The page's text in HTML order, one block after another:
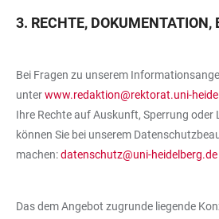
3. RECHTE, DOKUMENTATION,
Bei Fragen zu unserem
unterwww.redaktion@rektorat.uni-
Ihre Rechte auf Auskunft, Sperrung oder
können Sie bei unserem
machen:datenschutz@uni-heidelberg.de
Das dem Angebot zugrunde liegende